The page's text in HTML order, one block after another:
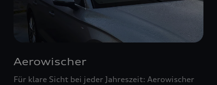
Aerowischer
Für klare Sicht bei jeder Jahreszeit: Aerowischer